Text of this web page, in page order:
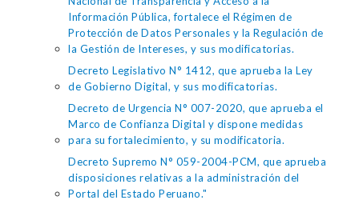
Información Pública, fortalece el Régimen de
Protección de Datos Personales y la Regulación de
la Gestión de Intereses, y sus modificatorias.
Decreto Legislativo N° 1412, que aprueba la Ley
de Gobierno Digital, y sus modificatorias.
Decreto de Urgencia N° 007-2020, que aprueba el
Marco de Confianza Digital y dispone medidas
para su fortalecimiento, y su modificatoria.
Decreto Supremo N° 059-2004-PCM, que aprueba
disposiciones relativas a la administración del
Portal del Estado Peruano."